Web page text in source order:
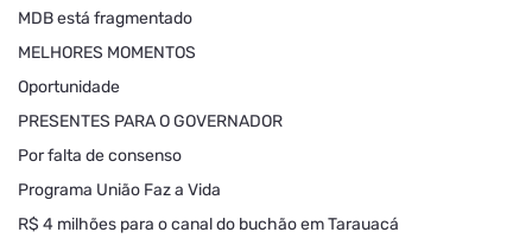
MDB está fragmentado
MELHORES MOMENTOS
Oportunidade
PRESENTES PARA O GOVERNADOR
Por falta de consenso
Programa União Faz a Vida
R$ 4 milhões para o canal do buchão em Tarauacá